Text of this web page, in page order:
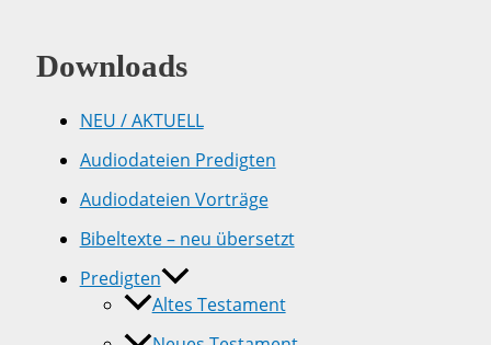
Downloads
NEU / AKTUELL
Audiodateien Predigten
Audiodateien Vorträge
Bibeltexte – neu übersetzt
Predigten
Altes Testament